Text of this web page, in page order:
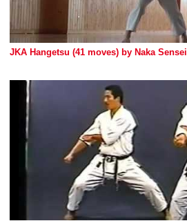
JKA Hangetsu (41 moves) by Naka Sensei